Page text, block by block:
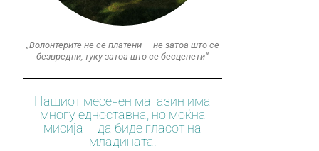
„Волонтерите не се платени — не затоа што се
безвредни, туку затоа што се бесценети“
Нашиот месечен магазин има
многу едноставна, но моќна
мисија – да биде гласот на
младината.